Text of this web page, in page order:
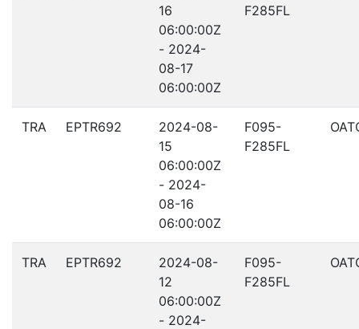
16
06:00:00Z
- 2024-
08-17
06:00:00Z
F285FL
TRA EPTR692
2024-08-
15
06:00:00Z
- 2024-
08-16
06:00:00Z
F095-
F285FL
TRA EPTR692
2024-08-
12
06:00:00Z
- 2024-
F095-
F285FL